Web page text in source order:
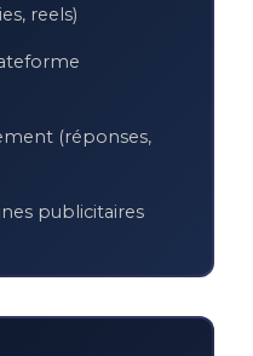
reels)
(réponses,
publicitaires